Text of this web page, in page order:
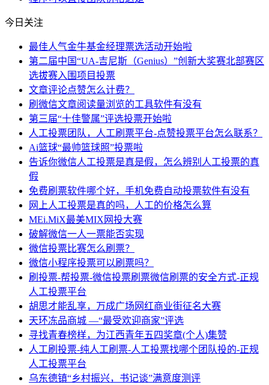
今日关注
最佳人气金牛基金经理票选活动开始啦
第二届中国“UA-吉尼斯（Genius）”创新大奖赛北部赛区
选拔赛入围项目投票
文章评论点赞怎么计费？
刷微信文章阅读量浏览的工具软件有没有
第三届“十佳警属”评选投票开始啦
人工投票团队，人工刷票平台-点赞投票平台怎么联系？
Ai篮球“最帅篮球照”投票啦
告诉你微信人工投票是真是假，怎么辨别人工投票的真
假
免费刷票软件哪个好，手机免费自动投票软件有没有
网上人工投票是真的吗，人工的价格怎么算
MEi.MiX最美MIX网投大赛
破解微信一人一票能否实现
微信投票比赛怎么刷票？
微信小程序投票可以刷票吗？
刷投票-帮投票-微信投票刷票微信刷票的安全方式-正规
人工投票平台
胡思才能乱享，万成广场网红商业街征名大赛
天环冻品商城 —“最受欢迎商家”评选
寻找青春榜样，为江西青年五四奖章(个人)集赞
人工刷投票-纯人工刷票-人工投票找哪个团队投的-正规
人工投票平台
乌东德镇“乡村振兴，书记谈”满意度测评